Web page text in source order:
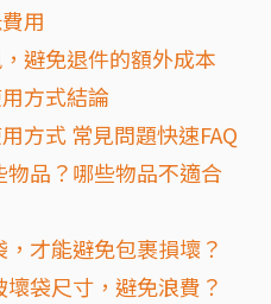
用
避免退件的額外成本
方式結論
方式 常見問題快速FAQ
品？哪些物品不適合
才能避免包裹損壞？
袋尺寸，避免浪費？